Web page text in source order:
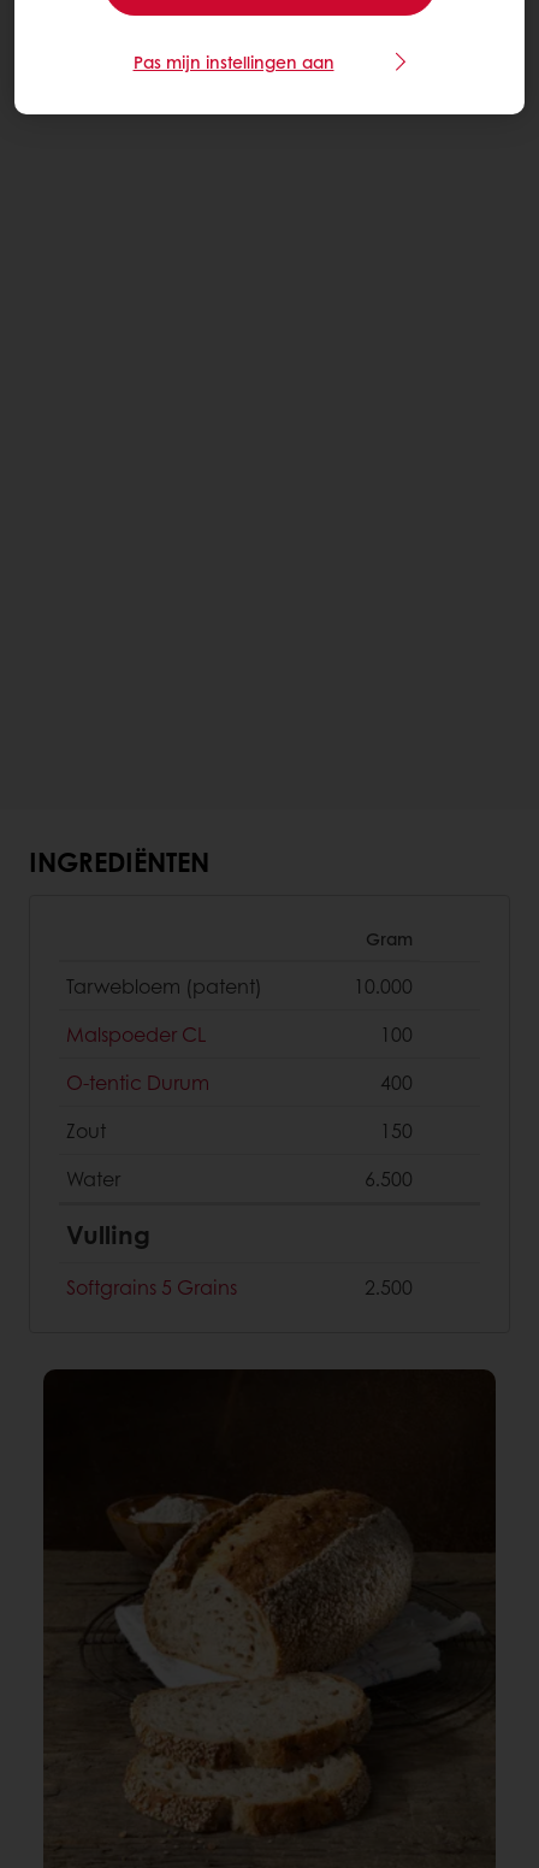
INGREDIËNTEN
Gram
Tarwebloem (patent)
10.000
Malspoeder CL
100
O-tentic Durum
400
Zout
150
Water
6.500
Vulling
Softgrains 5 Grains 2.500
Pas mijn instellingen aan